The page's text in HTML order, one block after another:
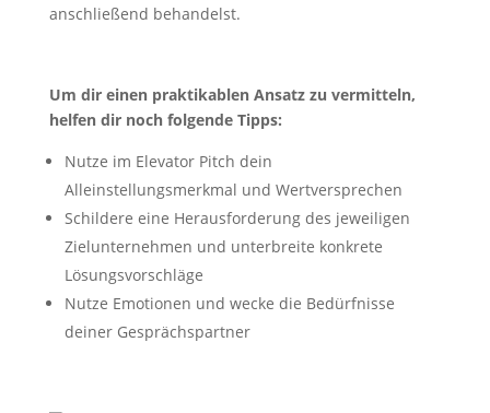
anschließend behandelst.
Um dir einen praktikablen Ansatz zu vermitteln,
helfen dir noch folgende Tipps:
Nutze im Elevator Pitch dein
Alleinstellungsmerkmal und Wertversprechen
Schildere eine Herausforderung des jeweiligen
Zielunternehmen und unterbreite konkrete
Lösungsvorschläge
Nutze Emotionen und wecke die Bedürfnisse
deiner Gesprächspartner